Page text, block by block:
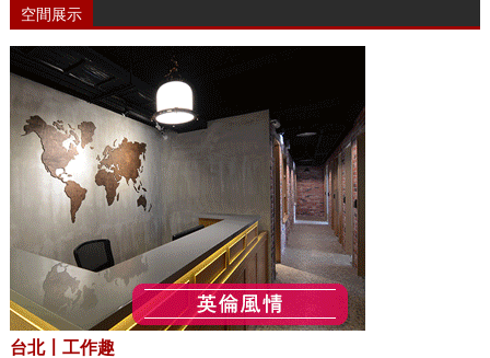
空間展示
台北〡工作趣